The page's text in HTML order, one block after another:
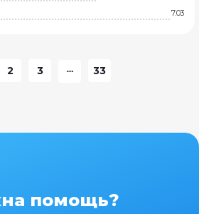
7.03
2 3 33
помощь?